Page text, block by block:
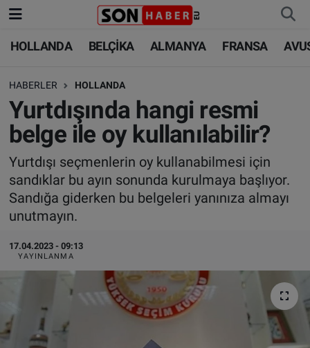
HOLLANDA BELÇİKA ALMANYA FRANSA
HABERLER HOLLANDA
Yurtdışında hangi resmi
belge ile oy kullanılabilir?
Yurtdışı seçmenlerin oy kullanabilmesi için
sandıklar bu ayın sonunda kurulmaya başlıyor.
Sandığa giderken bu belgeleri yanınıza almayı
unutmayın.
17.04.2023 - 09:13
YAYINLANMA
HOLLANDA
BELÇİKA
ALMANYA
FRANSA
AVUSTURYA
HOLLANDA
BELÇİKA
ALMANYA
TÜRKİYE
DÜNYA
FOTO GALERİ
VIDEO GALERİ
Nöbetçi Eczaneler
Hava Durumu
Trafik Durumu
Süper Lig Puan Durumu ve Fikstür
Tüm Manşetler